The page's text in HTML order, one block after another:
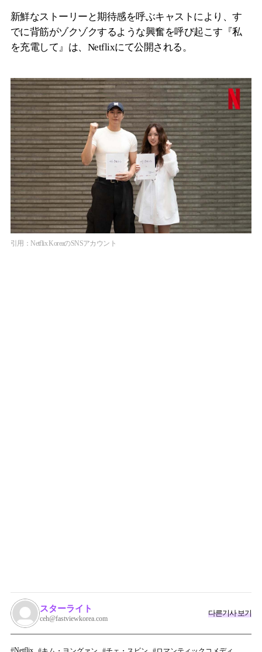
新鮮なストーリーと期待感を呼ぶキャストにより、す
でに背筋がゾクゾクするような興奮を呼び起こす『私
を充電して』は、Netflixにて公開される。
引用：Netflix KoreaのSNSアカウント
スターライト
ceh@fastviewkorea.com
다른기사 보기
Netflix